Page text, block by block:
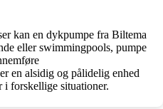
kan en dykpumpe fra Biltema
eller swimmingpools, pumpe
en alsidig og pålidelig enhed
i forskellige situationer.